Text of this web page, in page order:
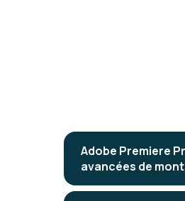
Adobe Premiere
avancées de